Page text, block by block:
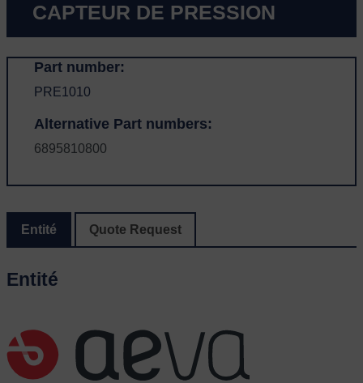
CAPTEUR DE PRESSION
Part number:
PRE1010
Alternative Part numbers:
6895810800
Entité Quote Request
Entité